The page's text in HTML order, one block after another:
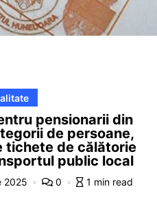
pensionarii din
de persoane,
tichete de călătorie
public local
2025 0 1 min read